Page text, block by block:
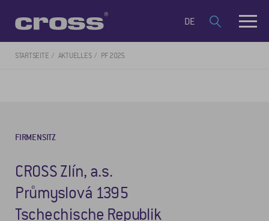
DE
STARTSEITE AKTUELLES PF 2025
FIRMENSITZ
CROSS Zlín, a.s.
Průmyslová 1395
Tschechische Republik